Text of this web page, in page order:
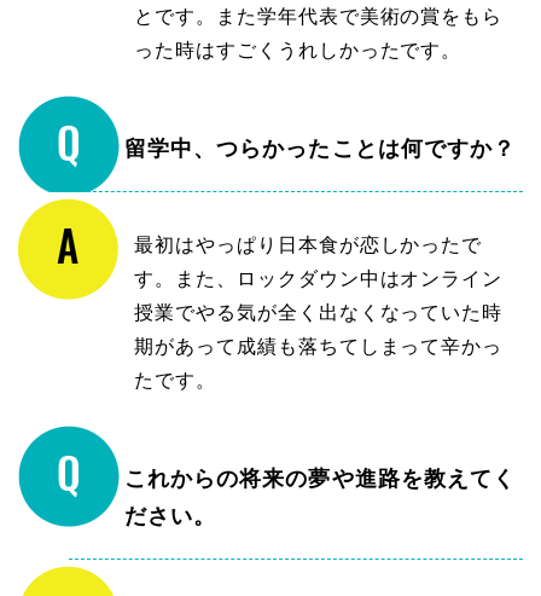
とです。また学年代表で美術の賞をもら
った時はすごくうれしかったです。
留学中、つらかったことは何ですか？
最初はやっぱり日本食が恋しかったで
す。また、ロックダウン中はオンライン
授業でやる気が全く出なくなっていた時
期があって成績も落ちてしまって辛かっ
たです。
これからの将来の夢や進路を教えてく
ださい。